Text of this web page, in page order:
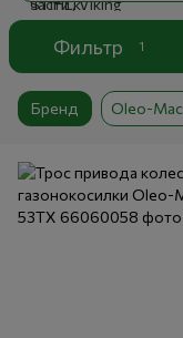
Фильтр 1
Бренд Oleo-Mac